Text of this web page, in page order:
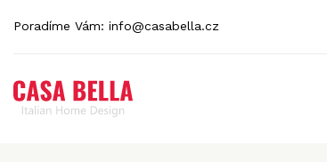
Poradíme Vám: info@casabella.cz